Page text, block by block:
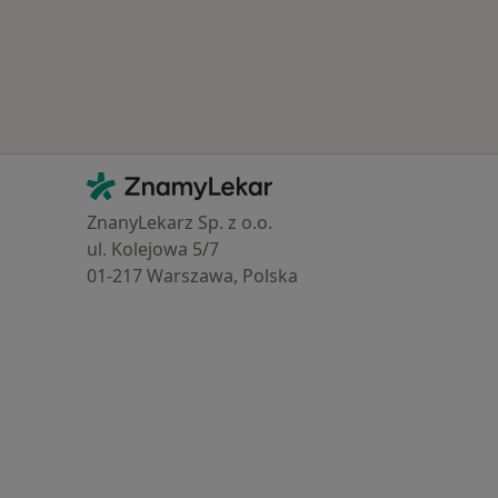
Kontakt
ZnamyLekar - Hlavní stránka
ZnanyLekarz Sp. z o.o.
ul. Kolejowa 5/7
01-217 Warszawa, Polska